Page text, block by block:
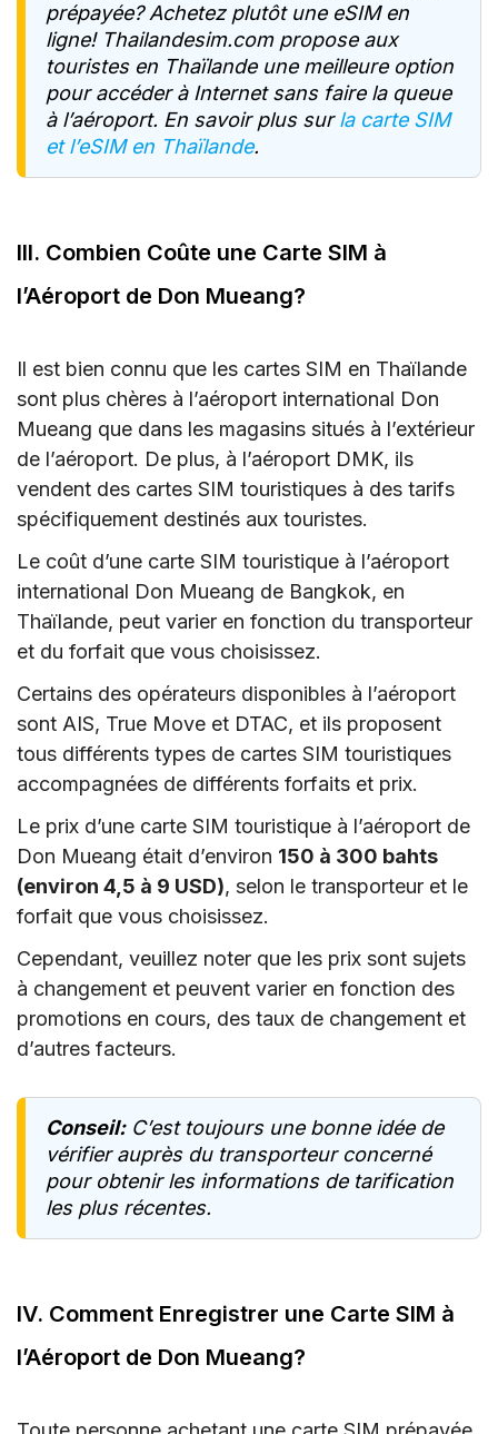
prépayée? Achetez plutôt une eSIM en
ligne! Thailandesim.com propose aux
touristes en Thaïlande une meilleure option
pour accéder à Internet sans faire la queue
à l’aéroport. En savoir plus surla carte SIM
et l’eSIM en Thaïlande.
III. Combien Coûte une Carte SIM à
l’Aéroport de Don Mueang?
Il est bien connu que les cartes SIM en Thaïlande
sont plus chères à l’aéroport international Don
Mueang que dans les magasins situés à l’extérieur
de l’aéroport. De plus, à l’aéroport DMK, ils
vendent des cartes SIM touristiques à des tarifs
spécifiquement destinés aux touristes.
Le coût d’une carte SIM touristique à l’aéroport
international Don Mueang de Bangkok, en
Thaïlande, peut varier en fonction du transporteur
et du forfait que vous choisissez.
Certains des opérateurs disponibles à l’aéroport
sont AIS, True Move et DTAC, et ils proposent
tous différents types de cartes SIM touristiques
accompagnées de différents forfaits et prix.
Le prix d’une carte SIM touristique à l’aéroport de
Don Mueang était d’environ 150 à 300 bahts
(environ 4,5 à 9 USD), selon le transporteur et le
forfait que vous choisissez.
Cependant, veuillez noter que les prix sont sujets
à changement et peuvent varier en fonction des
promotions en cours, des taux de changement et
d’autres facteurs.
Conseil: C’est toujours une bonne idée de
vérifier auprès du transporteur concerné
pour obtenir les informations de tarification
les plus récentes.
IV. Comment Enregistrer une Carte SIM à
l’Aéroport de Don Mueang?